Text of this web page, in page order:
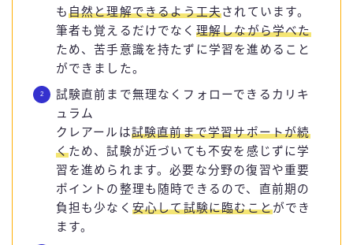
も自然と理解できるよう工夫されています。
筆者も覚えるだけでなく 理解しながら学べた
ため、苦手意識を持たずに学習を進めること
ができました。
試験直前まで無理なくフォローできるカリキ
ュラム
クレアールは試験直前まで学習サポートが続
くため、試験が近づいても不安を感じずに学
習を進められます。必要な分野の復習や重要
ポイントの整理も随時できるので、直前期の
負担も少なく 安心して試験に臨むことができ
ます。